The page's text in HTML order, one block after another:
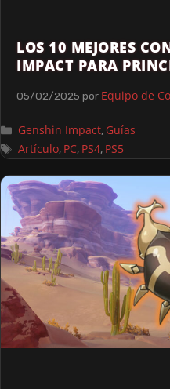
LOS 10 MEJORES
IMPACT PARA
05/02/2025 por Equipo de
Genshin Impact, Guías
Artículo, PC, PS4, PS5